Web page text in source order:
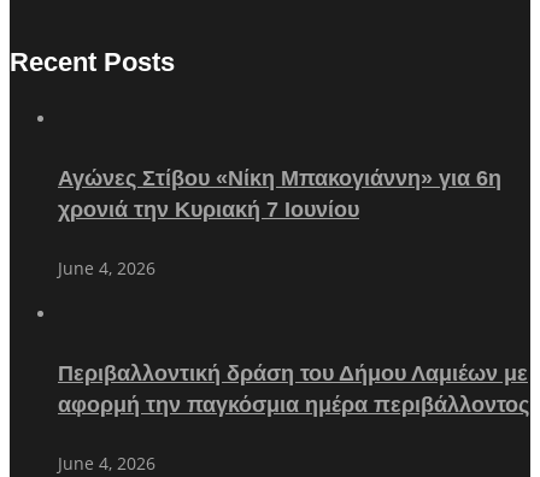
Recent Posts
Αγώνες Στίβου «Νίκη Μπακογιάννη» για 6η
χρονιά την Κυριακή 7 Ιουνίου
June 4, 2026
Περιβαλλοντική δράση του Δήμου Λαμιέων με
αφορμή την παγκόσμια ημέρα περιβάλλοντος
June 4, 2026